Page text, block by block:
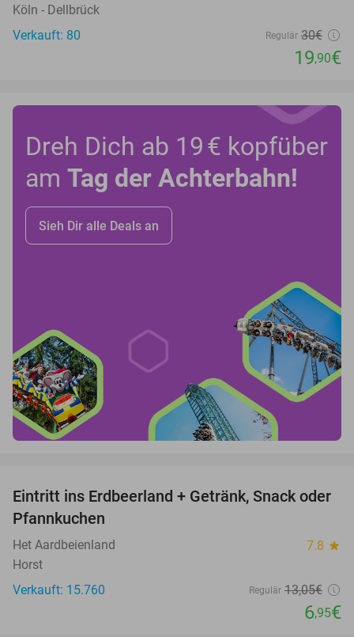
Köln - Dellbrück
Verkauft: 80
Regulär 30€
19,90€
Dreh Dich ab 19 € kopfüber
am Tag der Achterbahn!
Sieh Dir alle Deals an
47%
Eintritt ins Erdbeerland + Getränk, Snack oder
Pfannkuchen
Het Aardbeienland 7.8 star
Horst
Verkauft: 15.760
Regulär 13,05€
6,95€